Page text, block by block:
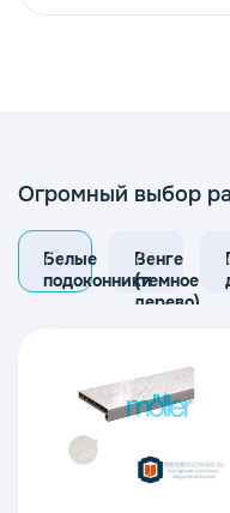
Огромный выбор
Белые
подоконники
Венге
(темное
дерево)